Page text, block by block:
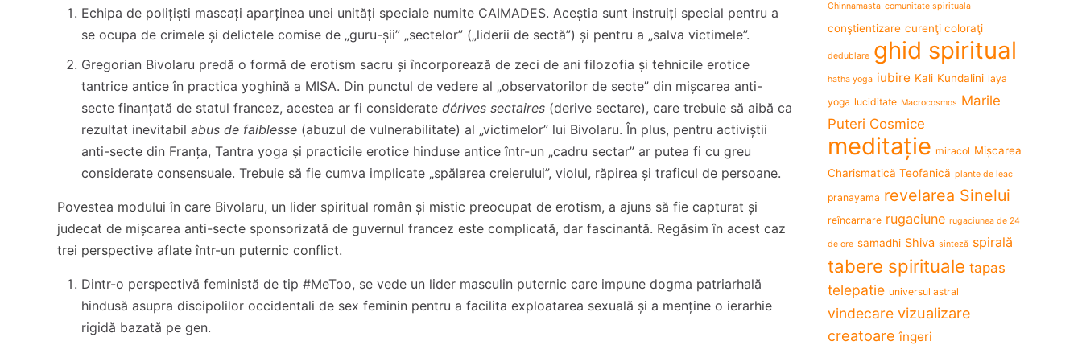
Echipa de polițiști mascați aparținea unei unități speciale numite CAIMADES. Aceștia sunt instruiți special pentru a
se ocupa de crimele și delictele comise de „guru-șii” „sectelor” („liderii de sectă”) și pentru a „salva victimele”.
Gregorian Bivolaru predă o formă de erotism sacru și încorporează de zeci de ani filozofia și tehnicile erotice
tantrice antice în practica yoghină a MISA. Din punctul de vedere al „observatorilor de secte” din mișcarea anti-
secte finanțată de statul francez, acestea ar fi consideratedérives sectaires (derive sectare), care trebuie să aibă ca
rezultat inevitabilabus de faiblesse (abuzul de vulnerabilitate) al „victimelor” lui Bivolaru. În plus, pentru activiștii
anti-secte din Franța, Tantra yoga și practicile erotice hinduse antice într-un „cadru sectar” ar putea fi cu greu
considerate consensuale. Trebuie să fie cumva implicate „spălarea creierului”, violul, răpirea și traficul de persoane.
Povestea modului în care Bivolaru, un lider spiritual român și mistic preocupat de erotism, a ajuns să fie capturat și
judecat de mișcarea anti-secte sponsorizată de guvernul francez este complicată, dar fascinantă. Regăsim în acest caz
trei perspective aflate într-un puternic conflict.
Dintr-o perspectivă feministă de tip #MeToo, se vede un lider masculin puternic care impune dogma patriarhală
hindusă asupra discipolilor occidentali de sex feminin pentru a facilita exploatarea sexuală și a menține o ierarhie
rigidă bazată pe gen.
Chinnamasta comunitate spirituala
conştientizare curenţi coloraţi
dedublare ghid spiritual
hatha yoga iubire Kali Kundalini laya
yoga luciditate Macrocosmos Marile
Puteri Cosmice
meditație miracol Mișcarea
Charismatică Teofanică plante de leac
pranayama revelarea Sinelui
reîncarnare rugaciune rugaciunea de 24
de ore samadhi Shiva sinteză spirală
tabere spirituale tapas
telepatie universul astral
vindecare vizualizare
creatoare îngeri